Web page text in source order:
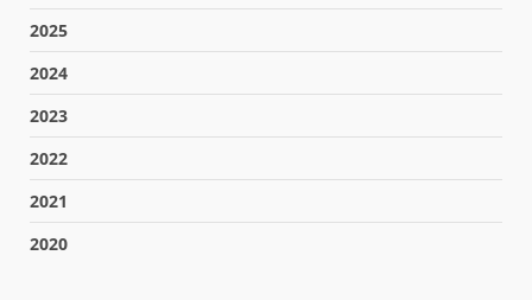
2025
2024
2023
2022
2021
2020